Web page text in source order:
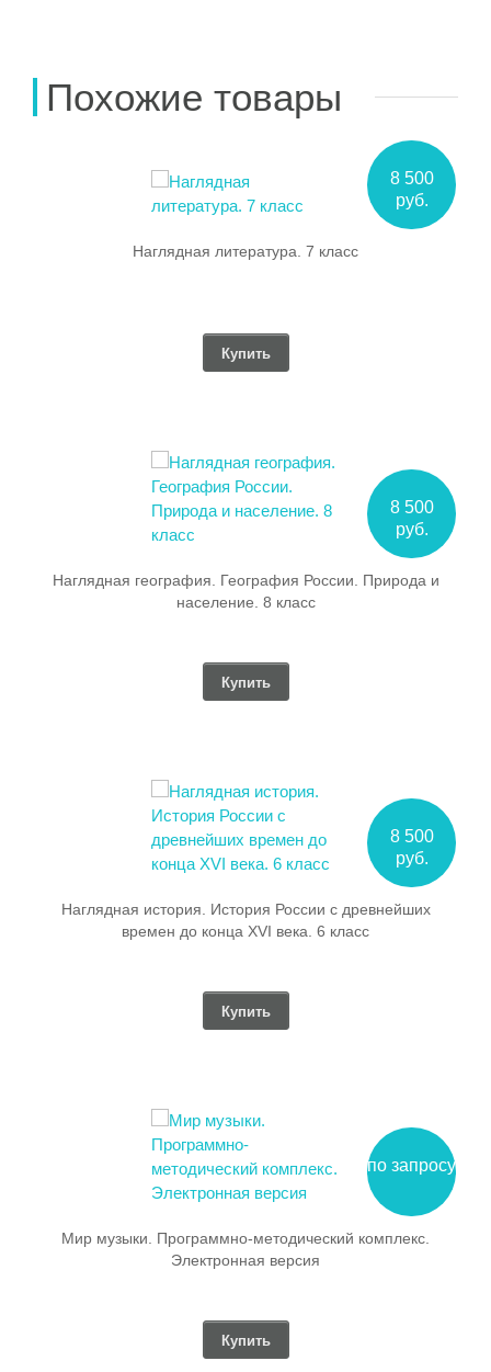
Похожие товары
8 500
руб.
Наглядная литература. 7 класс
Купить
8 500
руб.
Наглядная география. География России. Природа и
население. 8 класс
Купить
8 500
руб.
Наглядная история. История России с древнейших
времен до конца XVI века. 6 класс
Купить
по запросу
Мир музыки. Программно-методический комплекс.
Электронная версия
Купить